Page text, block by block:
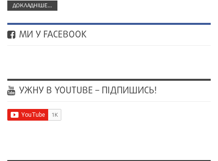
ДОКЛАДНІШЕ...
МИ У FACEBOOK
УЖНУ В YOUTUBE – ПІДПИШИСЬ!